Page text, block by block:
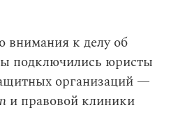
внимания к делу об
подключились юристы
организаций —
и правовой клиники